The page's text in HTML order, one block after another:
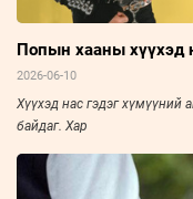
Попын хааны хүүхэд
2026-06-10
Хүүхэд нас гэдэг хүмүүний
байдаг. Хар